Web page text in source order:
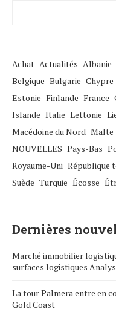
Achat Actualités Albanie
Belgique Bulgarie Chypre
Estonie Finlande France
Islande Italie Lettonie
Macédoine du Nord Malte
NOUVELLES Pays-Bas
Royaume-Uni République
Suède Turquie Écosse
Dernières
Marché immobilier
surfaces logistiques
La tour Palmera entre en
Gold Coast